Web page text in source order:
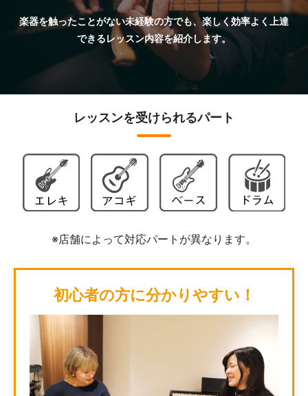
楽器を触ったことがない未経験の方でも、楽しく効率よく上達
できるレッスン内容を紹介します。
レッスンを受けられるパート
※店舗によって対応パートが異なります。
初心者の方に分かりやすい！